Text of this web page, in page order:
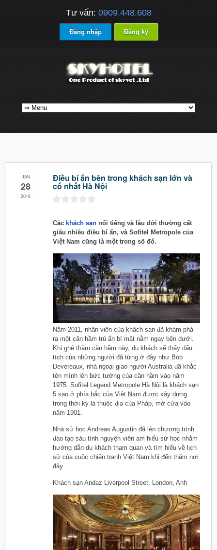
Tư vấn: 0909.448.608
Đăng nhập Đăng ký
JAN
28
2016
Điều bí ẩn bên trong khách sạn lớn và
cổ nhất Hà Nội
Các khách sạn nổi tiếng và lâu đời thường cất
giấu nhiều điều bí ẩn, và Sofitel Metropole của
Việt Nam cũng là một trong số đó.
Năm 2011, nhân viên của khách sạn đã khám phá
ra một căn hầm trú ẩn bí mật nằm ngay bên dưới.
Khi ghé thăm căn hầm này, du khách sẽ thấy dấu
tích của những người đã từng ở đây như Bob
Devereaux, nhà ngoại giao người Australia đã khắc
tên mình lên bức tường của căn hầm vào năm
1975. Sofitel Legend Metropole Hà Nội là khách sạn
5 sao ở phía bắc của Việt Nam được xây dựng
trong thời kỳ là thuộc địa của Pháp, mở cửa vào
năm 1901.
Nhà sử học Andreas Augustin đã lên chương trình
đạo tạo sáu tình nguyện viên am hiểu sử học nhằm
hướng dẫn du khách tham quan và tìm hiểu về lịch
sử của cuộc chiến tranh Việt Nam khi đến thăm nơi
đây
Khách sạn Andaz Liverpool Street, London, Anh